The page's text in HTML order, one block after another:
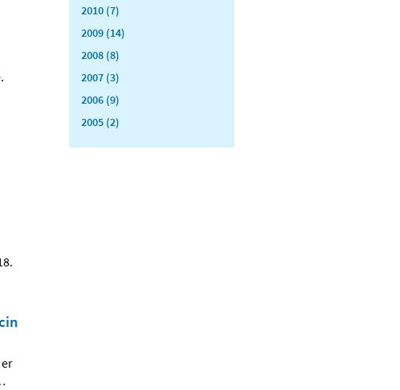
2010 (7)
2009 (14)
2008 (8)
2007 (3)
2006 (9)
2005 (2)